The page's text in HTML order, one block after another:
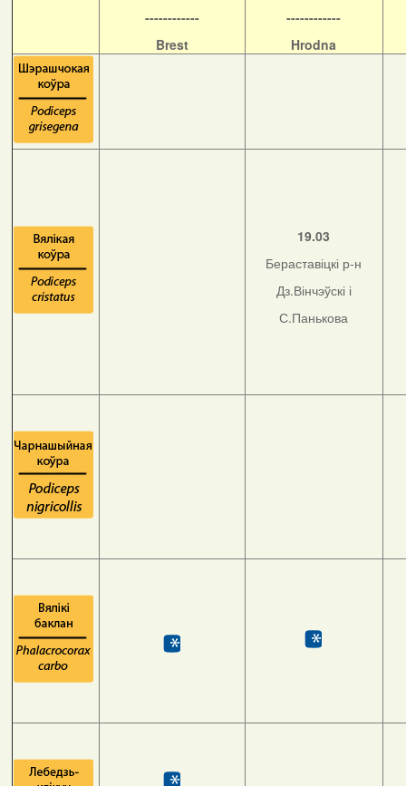
------------
Brest
------------
Hrodna
19.03
Бераставіцкі р-н
Дз.Вінчэўскі і
С.Панькова